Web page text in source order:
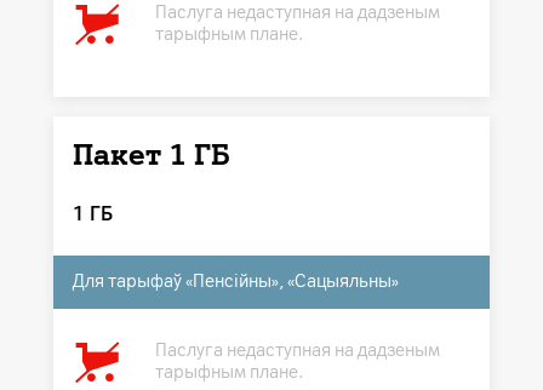
Паслуга недаступная на дадзеным
тарыфным плане.
Пакет 1 ГБ
1 ГБ
Для тарыфаў «Пенсійны», «Сацыяльны»
Паслуга недаступная на дадзеным
тарыфным плане.